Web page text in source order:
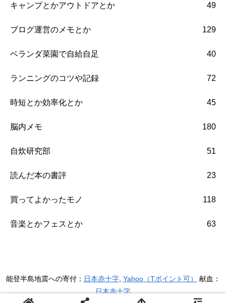
キャンプとかアウトドアとか 49
ブログ運営のメモとか 129
ベランダ菜園で自給自足 40
ランニングのコツや記録 72
時短とか効率化とか 45
脳内メモ 180
自炊研究部 51
読んだ本の書評 23
買ってよかったモノ 118
音楽とかフェスとか 63
能登半島地震への寄付： 日本赤十字, Yahoo（Tポイント可）
献血：
日本赤十字